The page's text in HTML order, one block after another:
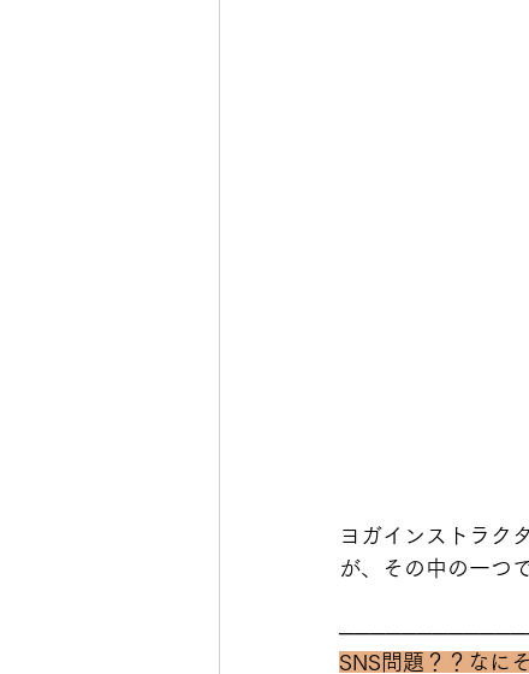
ヨガインストラク
が、その中の一つ
SNS問題？？なに